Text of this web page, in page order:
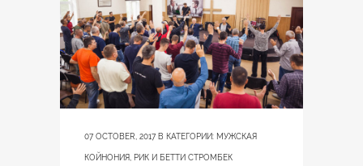
07 OCTOBER, 2017 В КАТЕГОРИИ: МУЖСКАЯ
КОЙНОНИЯ РИК И БЕТТИ СТРОМБЕК